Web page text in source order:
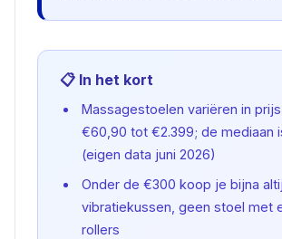
📋 In het kort
Massagestoelen variëren in
€60,90 tot €2.399; de mediaan
(eigen data juni 2026)
Onder de €300 koop je bijna
vibratiekussen, geen stoel met
rollers